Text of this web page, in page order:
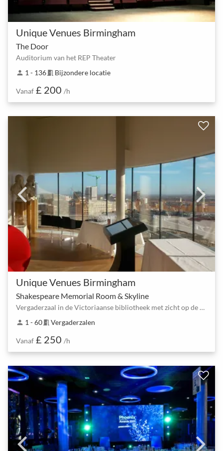
Unique Venues Birmingham
The Door
Auditorium van het REP Theater
person 1 - 136meeting_room Bijzondere locatie
Vanaf £ 200 /h
Unique Venues Birmingham
Shakespeare Memorial Room & Skyline
Vergaderzaal in de Victoriaanse bibliotheek met zicht op de skyline
person 1 - 60meeting_room Vergaderzalen
Vanaf £ 250 /h